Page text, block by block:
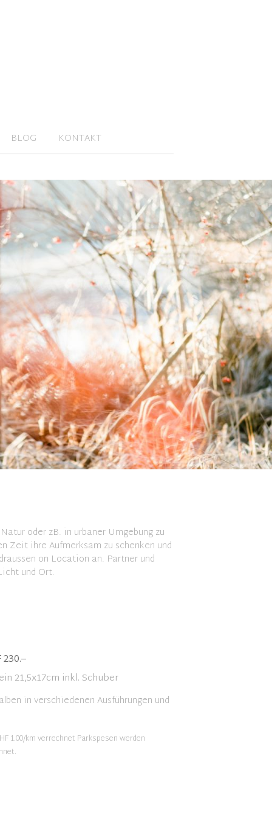
BLOG KONTAKT
oder zB. in urbaner Umgebung zu
Zeit ihre Aufmerksam zu schenken und
on Location an. Partner und
und Ort.
21,5x17cm inkl. Schuber
in verschiedenen Ausführungen und
1.00/km verrechnet Parkspesen werden